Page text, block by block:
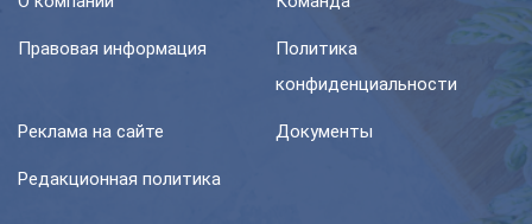
Правовая информация
Политика
конфиденциальности
Реклама на сайте Документы
Редакционная политика